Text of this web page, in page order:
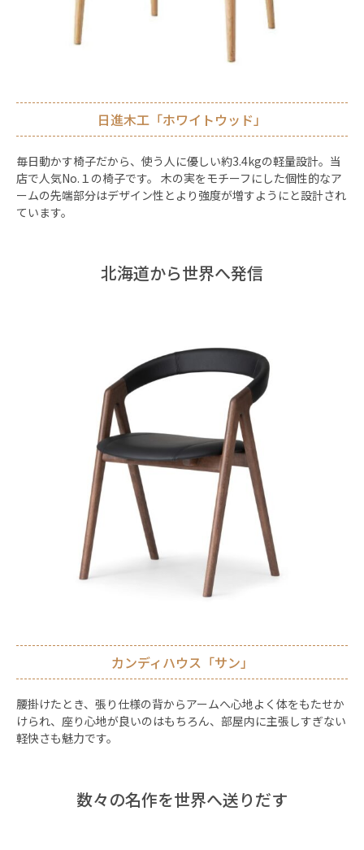
日進木工「ホワイトウッド」
毎日動かす椅子だから、使う人に優しい約3.4kgの軽量設計。当
店で人気No.１の椅子です。 木の実をモチーフにした個性的なア
ームの先端部分はデザイン性とより強度が増すようにと設計され
ています。
北海道から世界へ発信
カンディハウス「サン」
腰掛けたとき、張り仕様の背からアームへ心地よく体をもたせか
けられ、 座り心地が良いのはもちろん、部屋内に主張しすぎない
軽快さも魅力です。
数々の名作を世界へ送りだす